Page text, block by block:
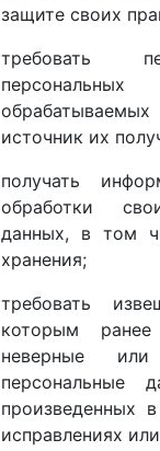
защите своих
требовать
источник их
получать
обработки
данных, в том
хранения;
требовать
которым
неверные
персональные
произведенных
исправлениях